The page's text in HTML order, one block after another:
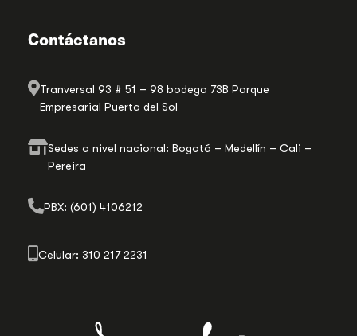
Contáctanos
Tranversal 93 # 51 – 98 bodega 73B Parque
Empresarial Puerta del Sol
Sedes a nivel nacional: Bogotá – Medellín – Cali –
Pereira
PBX: (601) 4106212
Celular: 310 217 2231